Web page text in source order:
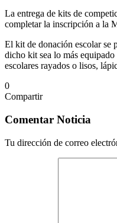
La entrega de kits de
completar la inscripción a la
El kit de donación escolar se
dicho kit sea lo más
escolares rayados o lisos,
0
Compartir
por
electrónico
Comentar Noticia
Tu dirección de correo